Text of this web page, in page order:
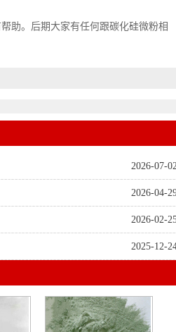
后期大家有任何跟碳化硅微粉相
2026-07-
2026-04-
2026-02-
2025-12-